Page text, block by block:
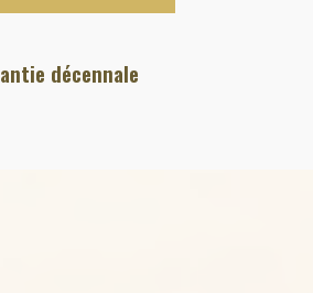
décennale